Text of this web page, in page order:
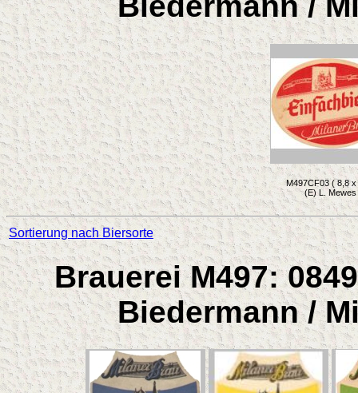
M497CF03 ( 8,8 x
(E) L. Mewes
Sortierung nach Biersorte
Brauerei M497:
Biedermann /